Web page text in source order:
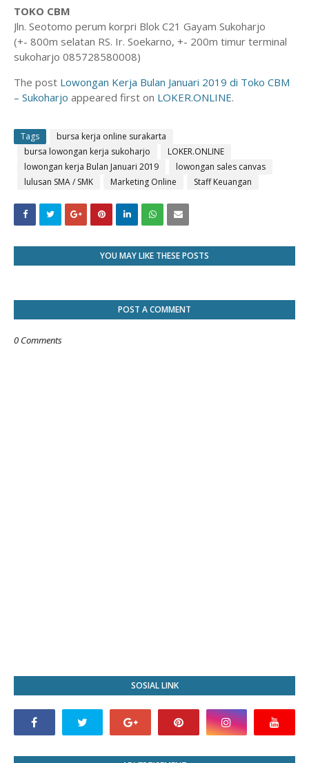
TOKO CBM
Jln. Seotomo perum korpri Blok C21 Gayam Sukoharjo
(+- 800m selatan RS. Ir. Soekarno, +- 200m timur terminal
sukoharjo 085728580008)
The post Lowongan Kerja Bulan Januari 2019 di Toko CBM
– Sukoharjo appeared first on LOKER.ONLINE.
Tags
bursa kerja online surakarta
bursa lowongan kerja sukoharjo
LOKER.ONLINE
lowongan kerja Bulan Januari 2019
lowongan sales canvas
lulusan SMA / SMK
Marketing Online Staff Keuangan
YOU MAY LIKE THESE POSTS
POST A COMMENT
0 Comments
SOSIAL LINK